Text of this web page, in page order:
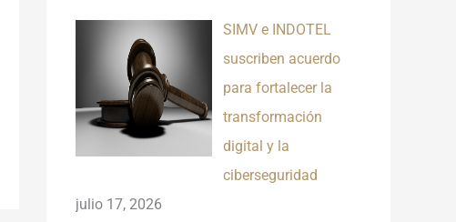
SIMV e INDOTEL
suscriben acuerdo
para fortalecer la
transformación
digital y la
ciberseguridad
julio 17, 2026